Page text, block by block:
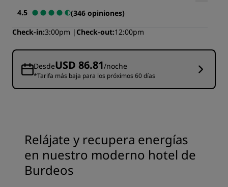
4.5
(346 opiniones)
Check-in 3:00pm Check-out 12:00pm
DesdeUSD 86.81/noche
*Tarifa más baja para los próximos 60 días
Relájate y recupera energías
en nuestro moderno hotel de
Burdeos